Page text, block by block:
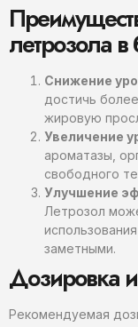
летрозола
Снижение
достичь
жировую
Увеличение
ароматазы,
свободного
Улучшение
Летрозол
заметными.
Дозировка
Рекомендуемая